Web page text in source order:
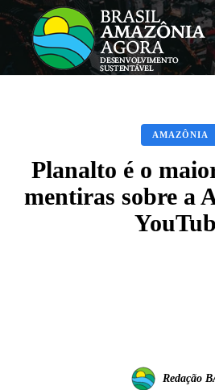
AMAZÔNIA
Planalto é o
mentiras sobre a
Redação